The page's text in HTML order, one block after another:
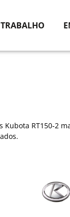
RT150‑2